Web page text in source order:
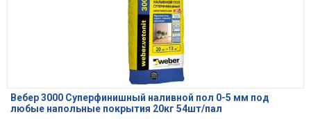
Вебер 3000 Суперфинишный наливной пол 0-5 мм под
любые напольные покрытия 20кг 54шт/пал